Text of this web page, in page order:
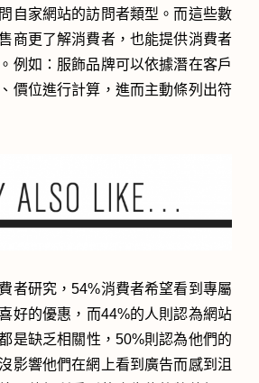
自家網站的訪問者類型。而這些數
商更了解消費者，也能提供消費者
例如：服飾品牌可以依據潛在客戶
價位進行計算，進而主動條列出符
者研究，54%消費者希望看到專屬
好的優惠，而44%的人則認為網站
是缺乏相關性，50%則認為他們的
影響他們在網上看到廣告而感到沮